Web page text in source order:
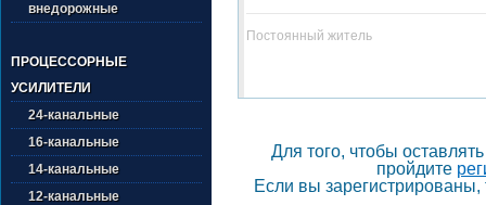
внедорожные
ПРОЦЕССОРНЫЕ
УСИЛИТЕЛИ
24-канальные
16-канальные
14-канальные
12-канальные
Постоянный житель
Для того, чтобы
пройдите
Если вы